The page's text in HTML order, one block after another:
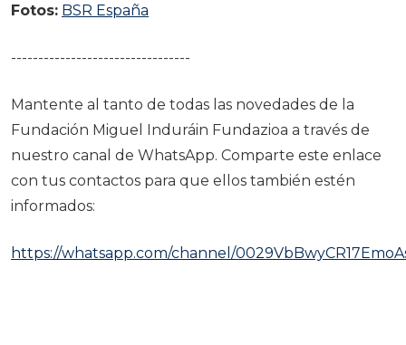
Fotos: BSR España
---------------------------------
Mantente al tanto de todas las novedades de la
Fundación Miguel Induráin Fundazioa a través de
nuestro canal de WhatsApp. Comparte este enlace
con tus contactos para que ellos también estén
informados:
https://whatsapp.com/channel/